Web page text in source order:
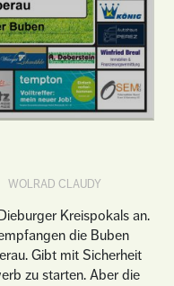
WOLRAD CLAUDY
Kreispokals an.
die Buben
Gibt mit Sicherheit
zu starten. Aber die